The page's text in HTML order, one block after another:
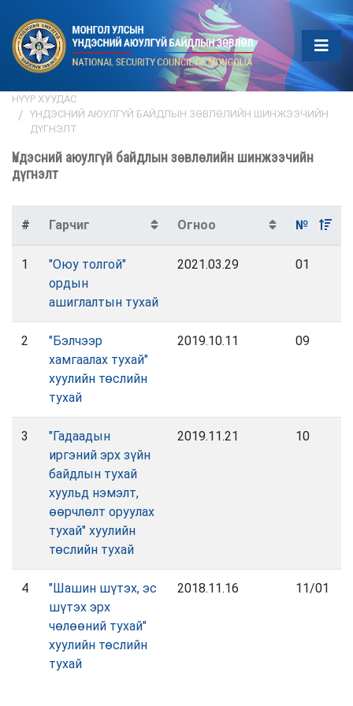
НҮҮР ХУУДАС
ҮНДЭСНИЙ АЮУЛГҮЙ БАЙДЛЫН ЗӨВЛӨЛИЙН ШИНЖЭЭЧИЙН
ДҮГНЭЛТ
Үндэсний аюулгүй байдлын зөвлөлийн шинжээчийн
дүгнэлт
# Гарчиг Огноо №
1
"Оюу толгой"
ордын
ашиглалтын тухай
2021.03.29 01
2
"Бэлчээр
хамгаалах тухай"
хуулийн төслийн
тухай
2019.10.11 09
3
"Гадаадын
иргэний эрх зүйн
байдлын тухай
хуульд нэмэлт,
өөрчлөлт оруулах
тухай" хуулийн
төслийн тухай
2019.11.21 10
4
"Шашин шүтэх, эс
шүтэх эрх
чөлөөний тухай"
хуулийн төслийн
тухай
2018.11.16 11/01